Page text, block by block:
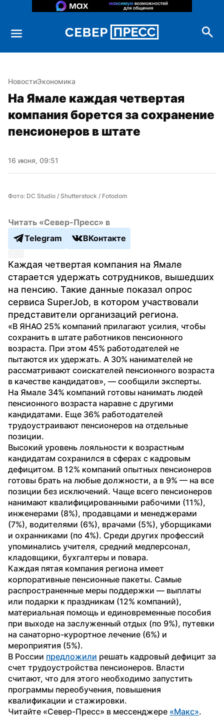
НовостиЭкономика
На Ямале каждая четвертая
компания борется за сохранение
пенсионеров в штате
16 июня, 09:51
Фото: DC Studio / Shutterstock / Fotodom
Читать «Север-Пресс» в
Telegram
ВКонтакте
Каждая четвертая компания на Ямале
старается удержать сотрудников, вышедших
на пенсию. Такие данные показал опрос
сервиса SuperJob, в котором участвовали
представители организаций региона.
«В ЯНАО 25% компаний прилагают усилия, чтобы
сохранить в штате работников пенсионного
возраста. При этом 45% работодателей не
пытаются их удержать. А 30% нанимателей не
рассматривают соискателей пенсионного возраста
в качестве кандидатов», — сообщили эксперты.
На Ямале 34% компаний готовы нанимать людей
пенсионного возраста наравне с другими
кандидатами. Еще 36% работодателей
трудоустраивают пенсионеров на отдельные
позиции.
Высокий уровень лояльности к возрастным
кандидатам сохранился в сферах с кадровым
дефицитом. В 12% компаний опытных пенсионеров
готовы брать на любые должности, а в 9% — на все
позиции без исключений. Чаще всего пенсионеров
нанимают квалифицированными рабочими (11%),
инженерами (8%), продавцами и менеджерами
(7%), водителями (6%), врачами (5%), уборщиками
и охранниками (по 4%). Среди других профессий
упоминались учителя, средний медперсонал,
кладовщики, бухгалтеры и повара.
Каждая пятая компания региона имеет
корпоративные пенсионные пакеты. Самые
распространенные меры поддержки — выплаты
или подарки к праздникам (12% компаний),
материальная помощь и единовременные пособия
при выходе на заслуженный отдых (по 9%), путевки
на санаторно-курортное лечение (6%) и
мероприятия (5%).
В России предложили решать кадровый дефицит за
счет трудоустройства пенсионеров. Власти
считают, что для этого необходимо запустить
программы переобучения, повышения
квалификации и стажировки.
Читайте «Север-Пресс» в мессенджере «Макс».